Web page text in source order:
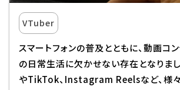
VTuber
スマートフォンの普及とともに、動画コ
の日常生活に欠かせない存在となりま
やTikTok、Instagram Reelsなど、様々